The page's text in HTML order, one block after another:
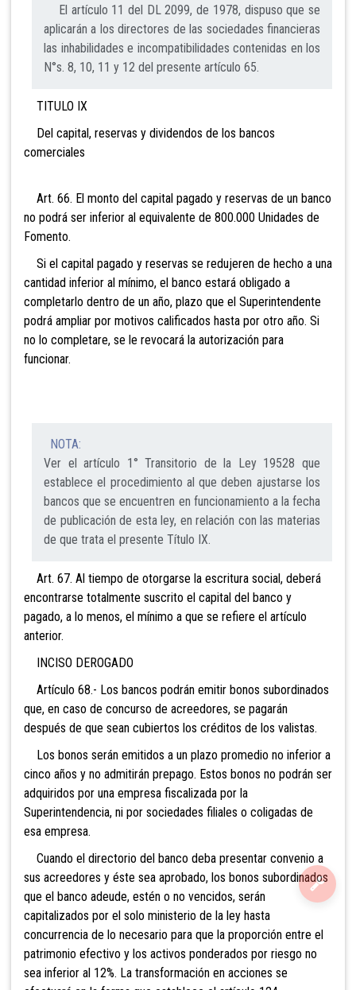
El artículo 11 del DL 2099, de 1978, dispuso que se
aplicarán a los directores de las sociedades financieras
las inhabilidades e incompatibilidades contenidas en los
N°s. 8, 10, 11 y 12 del presente artículo 65.
TITULO IX
Del capital, reservas y dividendos de los bancos
comerciales
Art. 66. El monto del capital pagado y reservas de un banco
no podrá ser inferior al equivalente de 800.000 Unidades de
Fomento.
Si el capital pagado y reservas se redujeren de hecho a una
cantidad inferior al mínimo, el banco estará obligado a
completarlo dentro de un año, plazo que el Superintendente
podrá ampliar por motivos calificados hasta por otro año. Si
no lo completare, se le revocará la autorización para
funcionar.
NOTA:
Ver el artículo 1° Transitorio de la Ley 19528 que
establece el procedimiento al que deben ajustarse los
bancos que se encuentren en funcionamiento a la fecha
de publicación de esta ley, en relación con las materias
de que trata el presente Título IX.
Art. 67. Al tiempo de otorgarse la escritura social, deberá
encontrarse totalmente suscrito el capital del banco y
pagado, a lo menos, el mínimo a que se refiere el artículo
anterior.
INCISO DEROGADO
Artículo 68.- Los bancos podrán emitir bonos subordinados
que, en caso de concurso de acreedores, se pagarán
después de que sean cubiertos los créditos de los valistas.
Los bonos serán emitidos a un plazo promedio no inferior a
cinco años y no admitirán prepago. Estos bonos no podrán ser
adquiridos por una empresa fiscalizada por la
Superintendencia, ni por sociedades filiales o coligadas de
esa empresa.
Cuando el directorio del banco deba presentar convenio a
sus acreedores y éste sea aprobado, los bonos subordinados
que el banco adeude, estén o no vencidos, serán
capitalizados por el solo ministerio de la ley hasta
concurrencia de lo necesario para que la proporción entre el
patrimonio efectivo y los activos ponderados por riesgo no
sea inferior al 12%. La transformación en acciones se